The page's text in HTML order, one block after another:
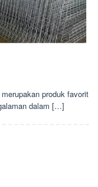
produk favorit
dalam […]